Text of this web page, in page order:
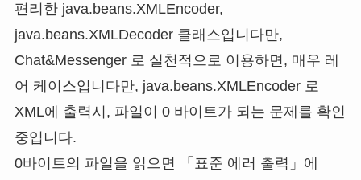
편리한 java.beans.XMLEncoder,
java.beans.XMLDecoder 클래스입니다만,
Chat&Messenger 로 실천적으로 이용하면, 매우 레
어 케이스입니다만, java.beans.XMLEncoder 로
XML에 출력시, 파일이 0 바이트가 되는 문제를 확인
중입니다.
0바이트의 파일을 읽으면 「표준 에러 출력」에